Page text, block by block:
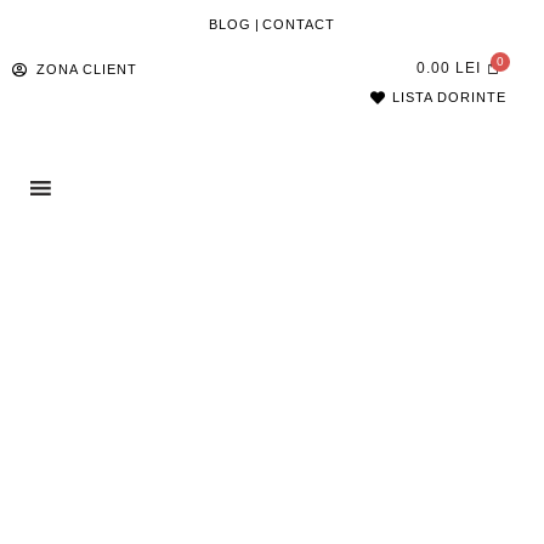
BLOG | CONTACT
ZONA CLIENT 0.00 LEI
LISTA DORINTE